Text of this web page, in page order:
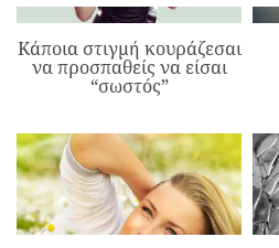
Κάποια στιγμή κουράζεσαι
να προσπαθείς να είσαι
“σωστός”